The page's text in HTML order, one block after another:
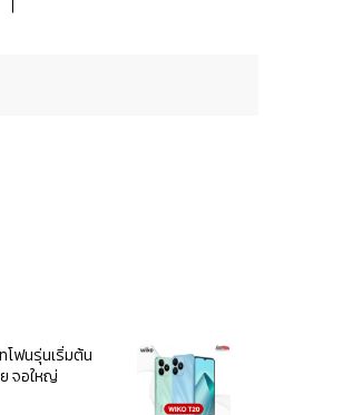
โฟนรุ่นเริ่มต้น
จอใหญ่